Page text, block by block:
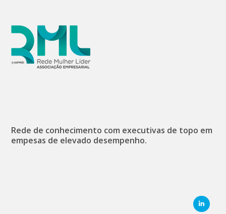
Rede de conhecimento com executivas de topo em
empesas de elevado desempenho.